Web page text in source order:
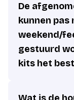
De
kunnen pas
weekend/
gestuurd
kits het